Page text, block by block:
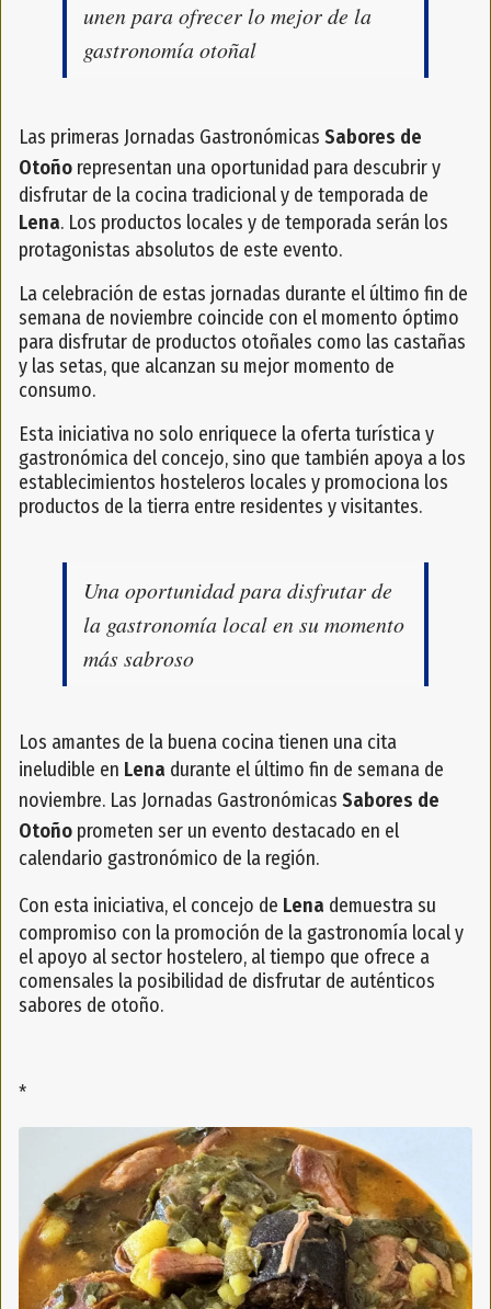
unen para ofrecer lo mejor de la
gastronomía otoñal
Las primeras Jornadas Gastronómicas Sabores de
Otoño representan una oportunidad para descubrir y
disfrutar de la cocina tradicional y de temporada de
Lena. Los productos locales y de temporada serán los
protagonistas absolutos de este evento.
La celebración de estas jornadas durante el último fin de
semana de noviembre coincide con el momento óptimo
para disfrutar de productos otoñales como las castañas
y las setas, que alcanzan su mejor momento de
consumo.
Esta iniciativa no solo enriquece la oferta turística y
gastronómica del concejo, sino que también apoya a los
establecimientos hosteleros locales y promociona los
productos de la tierra entre residentes y visitantes.
Una oportunidad para disfrutar de
la gastronomía local en su momento
más sabroso
Los amantes de la buena cocina tienen una cita
ineludible en Lena durante el último fin de semana de
noviembre. Las Jornadas Gastronómicas Sabores de
Otoño prometen ser un evento destacado en el
calendario gastronómico de la región.
Con esta iniciativa, el concejo de Lena demuestra su
compromiso con la promoción de la gastronomía local y
el apoyo al sector hostelero, al tiempo que ofrece a
comensales la posibilidad de disfrutar de auténticos
sabores de otoño.
*